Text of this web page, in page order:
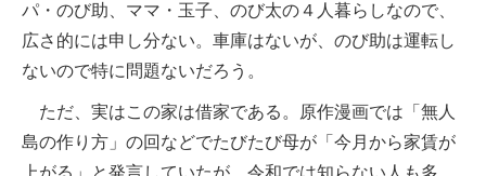
パ・のび助、ママ・玉子、のび太の４人暮らしなので、
広さ的には申し分ない。車庫はないが、のび助は運転し
ないので特に問題ないだろう。
ただ、実はこの家は借家である。原作漫画では「無人
島の作り方」の回などでたびたび母が「今月から家賃が